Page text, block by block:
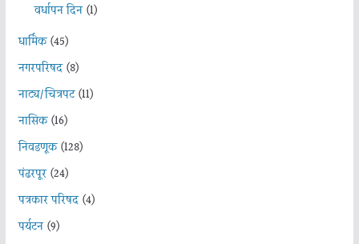
वर्धापन दिन(1)
धार्मिक(45)
नगरपरिषद(8)
नाट्य/चित्रपट(11)
नासिक(16)
निवडणूक(128)
पंढरपूर(24)
पत्रकार परिषद(4)
पर्यटन(9)